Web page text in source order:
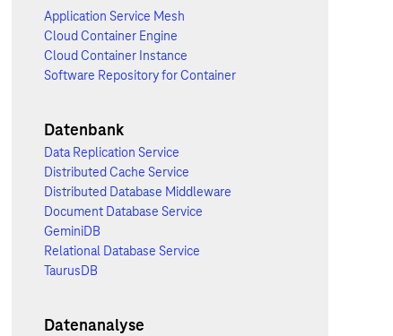
Application Service Mesh
Cloud Container Engine
Cloud Container Instance
Software Repository for Container
Datenbank
Data Replication Service
Distributed Cache Service
Distributed Database Middleware
Document Database Service
GeminiDB
Relational Database Service
TaurusDB
Datenanalyse